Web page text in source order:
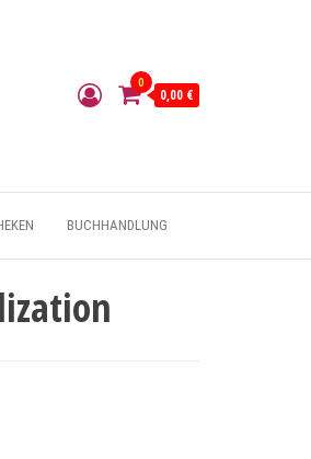
0
0,00 €
BUCHHANDLUNG